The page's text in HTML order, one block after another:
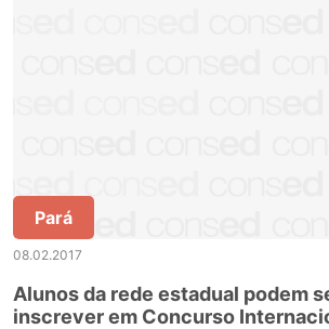
Pará
08.02.2017
Alunos da rede estadual podem
inscrever em Concurso